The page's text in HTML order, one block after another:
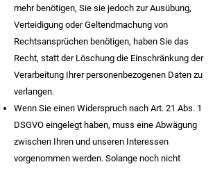
mehr benötigen, Sie sie jedoch zur Ausübung,
Verteidigung oder Geltendmachung von
Rechtsansprüchen benötigen, haben Sie das
Recht, statt der Löschung die Einschränkung der
Verarbeitung Ihrer personenbezogenen Daten zu
verlangen.
Wenn Sie einen Widerspruch nach Art. 21 Abs. 1
DSGVO eingelegt haben, muss eine Abwägung
zwischen Ihren und unseren Interessen
vorgenommen werden. Solange noch nicht